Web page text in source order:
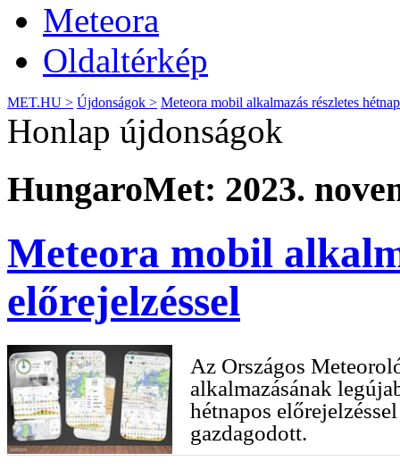
Meteora
Oldaltérkép
MET.HU > Újdonságok > Meteora mobil alkalmazás részletes
Honlap újdonságok
HungaroMet: 2023.
Meteora mobil
előrejelzéssel
Az Országos
alkalmazásának
hétnapos
gazdagodott.